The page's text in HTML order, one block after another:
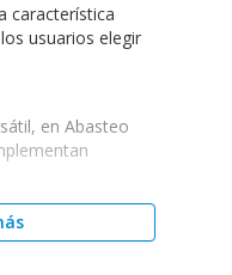
característica
usuarios elegir
en Abasteo